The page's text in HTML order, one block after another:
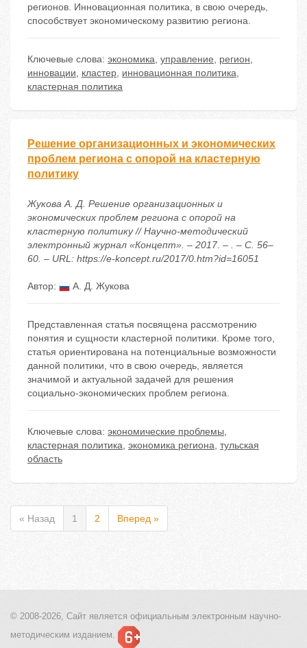
регионов. Инновационная политика, в свою очередь,
способствует экономическому развитию региона.
Ключевые слова: экономика, управление, регион,
инновации, кластер, инновационная политика,
кластерная политика
Решение организационных и экономических
проблем региона с опорой на кластерную
политику
Жукова А. Д. Решение организационных и
экономических проблем региона с опорой на
кластерную политику // Научно-методический
электронный журнал «Концепт». – 2017. – . – С. 56–
60. – URL: https://e-koncept.ru/2017/0.htm?id=16051
Автор: А. Д. Жукова
Представленная статья посвящена рассмотрению
понятия и сущности кластерной политики. Кроме того,
статья ориентирована на потенциальные возможности
данной политики, что в свою очередь, является
значимой и актуальной задачей для решения
социально-экономических проблем региона.
Ключевые слова: экономические проблемы,
кластерная политика, экономика региона, тульская
область
« Назад 1 2 Вперед »
© 2008-2026, Сайт является официальным электронным научно-
методическим изданием.